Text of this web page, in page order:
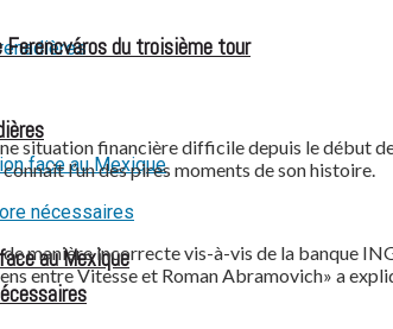
au Mexique
Ferencváros du troisième tour
situation financière difficile depuis le début
l’un des pires moments de son histoire.
manière incorrecte vis-à-vis de la banque
entre Vitesse et Roman Abramovich» a